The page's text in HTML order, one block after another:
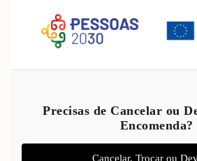
Precisas de Cancelar ou
Encomenda?
Cancelar, Trocar ou
Política de privacidade
Termos do serviço
Política de envio